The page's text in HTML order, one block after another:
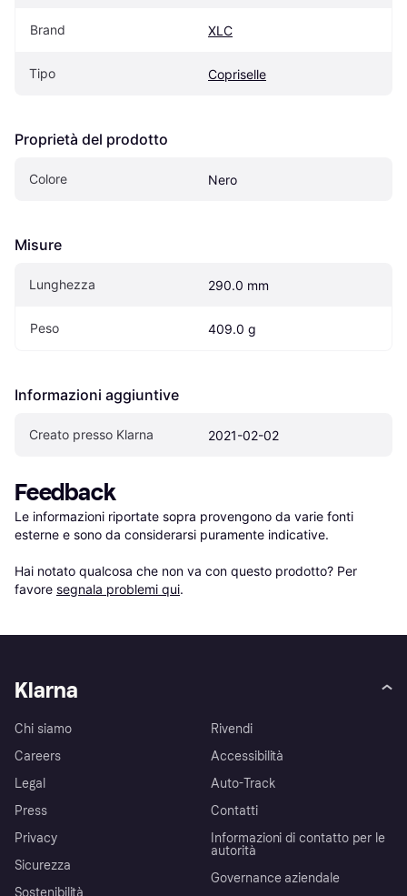
Brand XLC
Tipo Copriselle
Proprietà del prodotto
Colore Nero
Misure
Lunghezza 290.0 mm
Peso 409.0 g
Informazioni aggiuntive
Creato presso Klarna 2021-02-02
Feedback
Le informazioni riportate sopra provengono da varie fonti
esterne e sono da considerarsi puramente indicative.
Hai notato qualcosa che non va con questo prodotto? Per
favore segnala problemi qui.
Klarna
Chi siamo
Careers
Legal
Press
Privacy
Sicurezza
Sostenibilità
Rivendi
Accessibilità
Auto-Track
Contatti
Informazioni di contatto per le
autorità
Governance aziendale